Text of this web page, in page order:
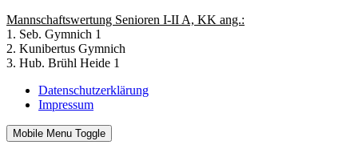
Mannschaftswertung Senioren I-II A, KK ang.:
1. Seb. Gymnich 1
2. Kunibertus Gymnich
3. Hub. Brühl Heide 1
Datenschutzerklärung
Impressum
Mobile Menu Toggle